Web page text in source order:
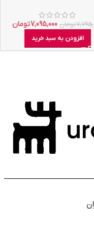
تومان 7,095,000تومان
افزودن به سبد خرید